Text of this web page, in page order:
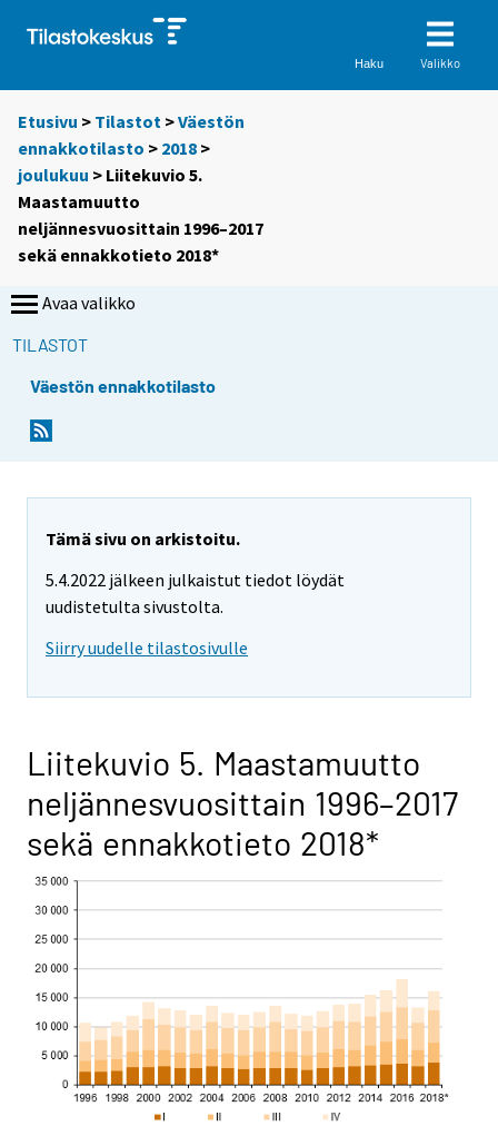
Haku Valikko
Etusivu > Tilastot >Väestön
ennakkotilasto > 2018 >
joulukuu > Liitekuvio 5.
Maastamuutto
neljännesvuosittain 1996–2017
sekä ennakkotieto 2018*
Avaa valikko
TILASTOT
Väestön ennakkotilasto
Tämä sivu on arkistoitu.
5.4.2022 jälkeen julkaistut tiedot löydät
uudistetulta sivustolta.
Siirry uudelle tilastosivulle
Liitekuvio 5. Maastamuutto
neljännesvuosittain 1996–2017
sekä ennakkotieto 2018*